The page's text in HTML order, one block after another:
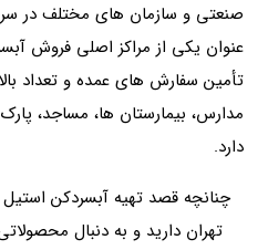
صنعتی و سازمان‌ های مختلف در
عنوان یکی از مراکز اصلی فروش
تأمین سفارش‌ های عمده و تعداد بالا
مدارس، بیمارستان‌ ها، مساجد،
دارد.
چنانچه قصد تهیه آبسردکن
تهران دارید و به دنبال